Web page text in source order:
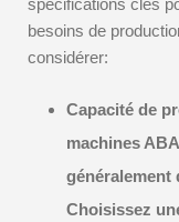
spécifications clés
besoins de
considérer:
Capacité de
machines
généralement
Choisissez